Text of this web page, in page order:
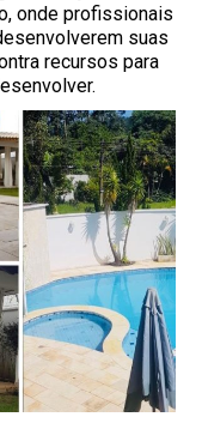
onde profissionais
suas
recursos para